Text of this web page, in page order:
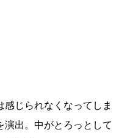
じられなくなってしま
演出。中がとろっとして